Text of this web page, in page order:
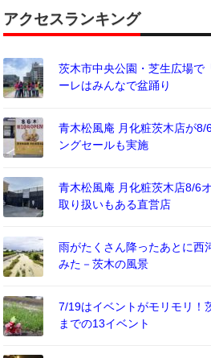
アクセスランキング
茨木市中央公園・芝生広場で
ーレはみんなで盆踊り
青木松風庵 月化粧茨木店が8/
ングセールも実施
青木松風庵 月化粧茨木店8/6
取り扱いもある直営店
雨がたくさん降ったあとに西
みた－茨木の風景
7/19はイベントがモリモリ！
までの13イベント